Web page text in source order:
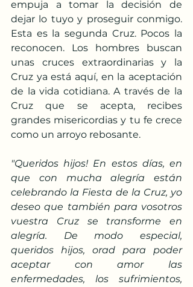
empuja a tomar la decisión de
dejar lo tuyo y proseguir conmigo.
Esta es la segunda Cruz. Pocos la
reconocen. Los hombres buscan
unas cruces extraordinarias y la
Cruz ya está aquí, en la aceptación
de la vida cotidiana. A través de la
Cruz que se acepta, recibes
grandes misericordias y tu fe crece
como un arroyo rebosante.
"Queridos hijos! En estos días, en
que con mucha alegría están
celebrando la Fiesta de la Cruz, yo
deseo que también para vosotros
vuestra Cruz se transforme en
alegría. De modo especial,
queridos hijos, orad para poder
aceptar con amor las
enfermedades, los sufrimientos,